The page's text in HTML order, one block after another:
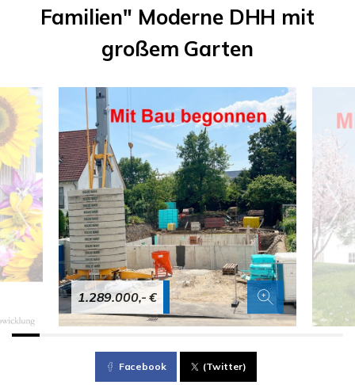
Familien" Moderne DHH mit
großem Garten
1.289.000,- €
Facebook (Twitter)